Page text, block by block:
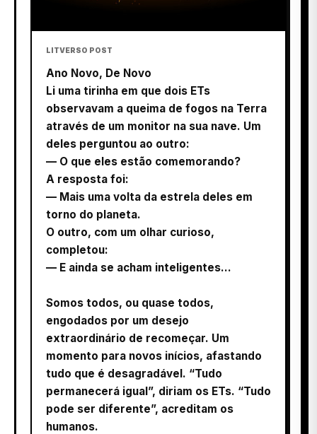
LITVERSO POST
Ano Novo, De Novo
Li uma tirinha em que dois ETs
observavam a queima de fogos na Terra
através de um monitor na sua nave. Um
deles perguntou ao outro:
— O que eles estão comemorando?
A resposta foi:
— Mais uma volta da estrela deles em
torno do planeta.
O outro, com um olhar curioso,
completou:
— E ainda se acham inteligentes...
Somos todos, ou quase todos,
engodados por um desejo
extraordinário de recomeçar. Um
momento para novos inícios, afastando
tudo que é desagradável. “Tudo
permanecerá igual”, diriam os ETs. “Tudo
pode ser diferente”, acreditam os
humanos.